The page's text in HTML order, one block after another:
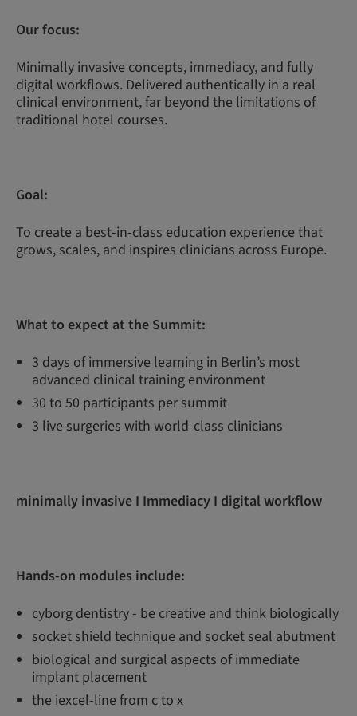
Our focus:
Minimally invasive concepts, immediacy, and fully
digital workflows. Delivered authentically in a real
clinical environment, far beyond the limitations of
traditional hotel courses.
Goal:
To create a best-in-class education experience that
grows, scales, and inspires clinicians across Europe.
What to expect at the Summit:
3 days of immersive learning in Berlin’s most
advanced clinical training environment
30 to 50 participants per summit
3 live surgeries with world-class clinicians
minimally invasive I Immediacy I digital workflow
Hands-on modules include:
cyborg dentistry - be creative and think biologically
socket shield technique and socket seal abutment
biological and surgical aspects of immediate
implant placement
the iexcel-line from c to x